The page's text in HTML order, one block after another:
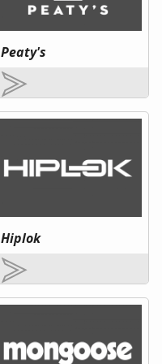
Peaty's
Hiplok